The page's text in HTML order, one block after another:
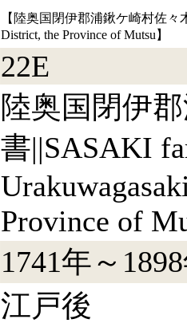
【陸奥国閉伊郡浦鍬ケ崎村佐々
District, the Province of Mutsu】
22E
陸奥国閉伊
書||SASAKI
Province of
1741年～
江戸後